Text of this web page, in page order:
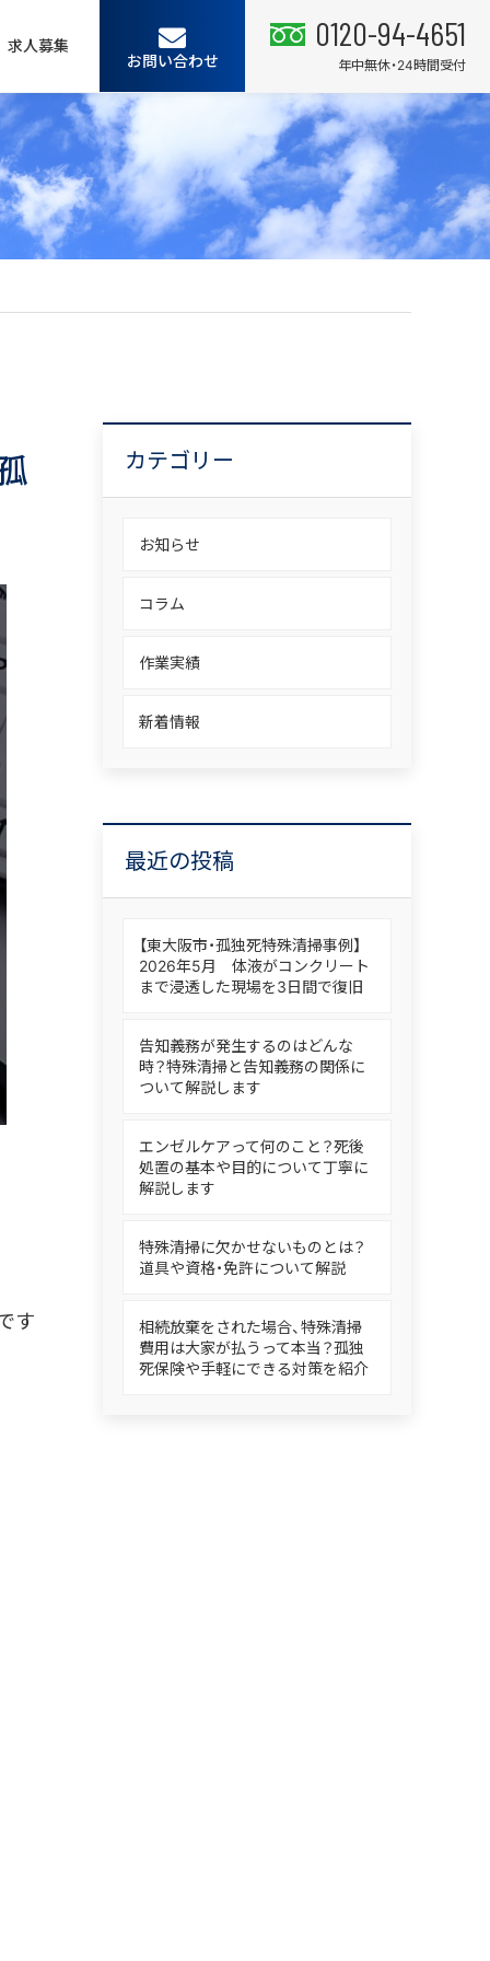
求人募集
お問い合わせ
0120-94-4651
年中無休・24時間受付
す
カテゴリー
お知らせ
コラム
作業実績
新着情報
最近の投稿
【東大阪市・孤独死特殊清掃事例】
2026年5月 体液がコンクリート
まで浸透した現場を3日間で復旧
告知義務が発生するのはどんな
時？特殊清掃と告知義務の関係に
ついて解説します
エンゼルケアって何のこと？死後
処置の基本や目的について丁寧に
解説します
特殊清掃に欠かせないものとは？
道具や資格・免許について解説
相続放棄をされた場合、特殊清掃
費用は大家が払うって本当？孤独
死保険や手軽にできる対策を紹介